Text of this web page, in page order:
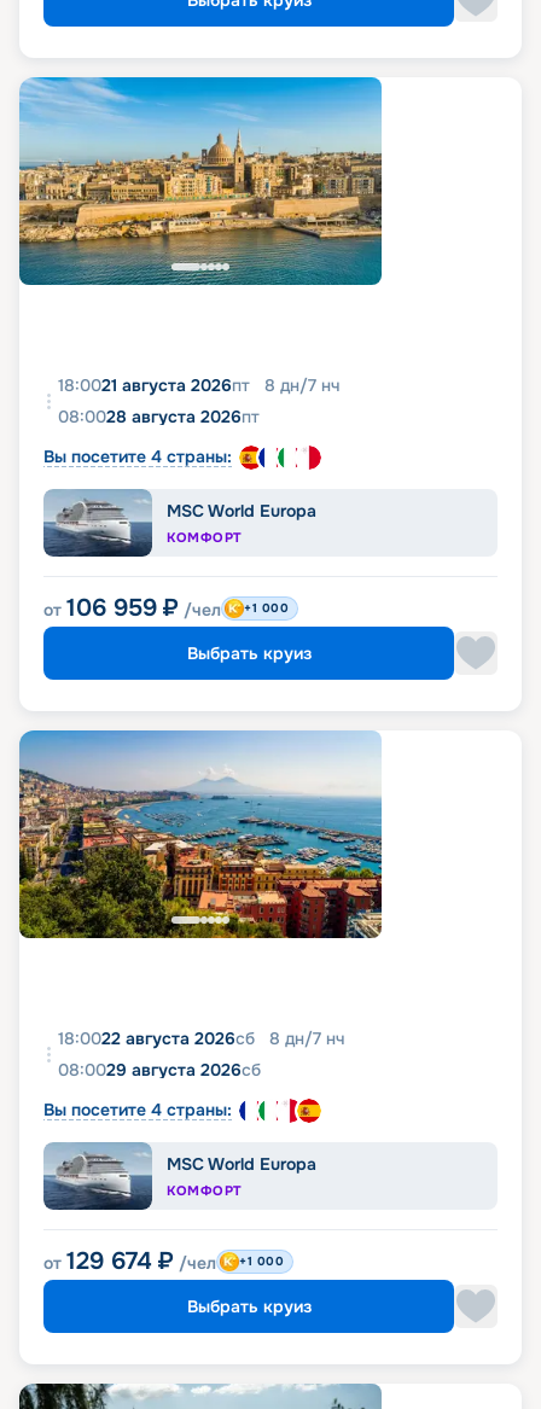
18:0021 августа 2026пт 8 дн/7 нч
08:0028 августа 2026пт
Вы посетите 4 страны:
MSC World Europa
КОМФОРТ
от 106 959 ₽ /чел +1 000
Выбрать круиз
18:0022 августа 2026сб 8 дн/7 нч
08:0029 августа 2026сб
Вы посетите 4 страны:
MSC World Europa
КОМФОРТ
от 129 674 ₽ /чел +1 000
Выбрать круиз